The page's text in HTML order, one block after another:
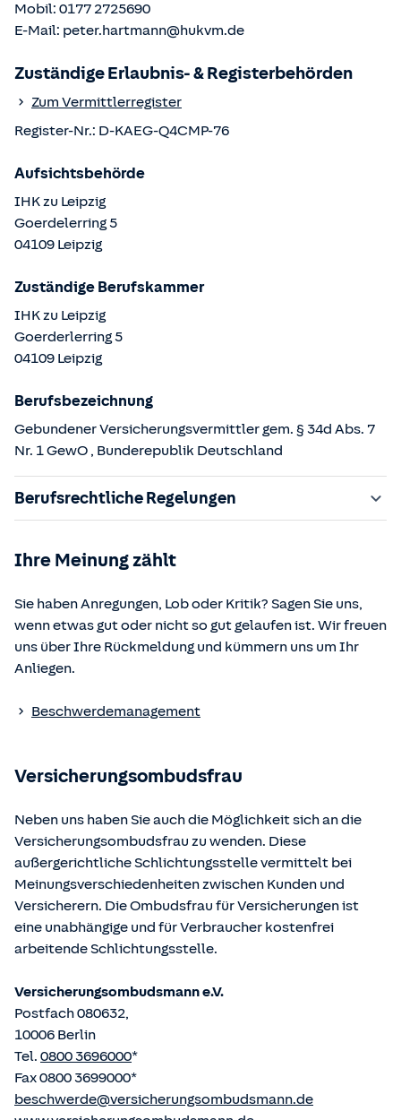
Mobil: 0177 2725690
E-Mail: peter.hartmann@hukvm.de
Zuständige Erlaubnis- & Registerbehörden
Zum Vermittlerregister
Register-Nr.: D-KAEG-Q4CMP-76
Aufsichtsbehörde
IHK zu Leipzig
Goerdelerring5
04109 Leipzig
Zuständige Berufskammer
IHK zu Leipzig
Goerderlerring5
04109 Leipzig
Berufsbezeichnung
Gebundener Versicherungsvermittler gem. § 34d Abs. 7
Nr. 1 GewO , Bunderepublik Deutschland
Berufsrechtliche Regelungen
§§ 59 – 68 Gesetz über den Versicherungsvertrag
§ 48b Versicherungsaufsichtsgesetz (VAG)
Verordnung über die Versicherungsvermittlung und -
Die berufsrechtlichen Regelungen können über die vom
eingesehen und abgerufen werden.
Ihre Meinung zählt
Sie haben Anregungen, Lob oder Kritik? Sagen Sie uns,
wenn etwas gut oder nicht so gut gelaufen ist. Wir freuen
uns über Ihre Rückmeldung und kümmern uns um Ihr
Anliegen.
Beschwerdemanagement
Versicherungsombudsfrau
Neben uns haben Sie auch die Möglichkeit sich an die
Versicherungsombudsfrau zu wenden. Diese
außergerichtliche Schlichtungsstelle vermittelt bei
Meinungsverschiedenheiten zwischen Kunden und
Versicherern. Die Ombudsfrau für Versicherungen ist
eine unabhängige und für Verbraucher kostenfrei
arbeitende Schlichtungsstelle.
Versicherungsombudsmann e.V.
Postfach 080632,
10006 Berlin
Tel. 0800 3696000*
Fax 0800 3699000*
beschwerde@versicherungsombudsmann.de